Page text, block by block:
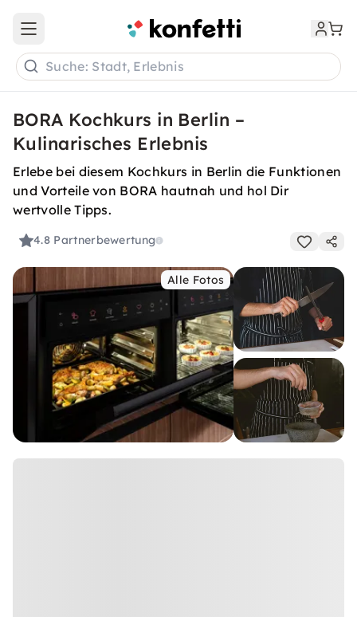
Open main menu
Suche: Stadt, Erlebnis
BORA Kochkurs in Berlin –
Kulinarisches Erlebnis
Erlebe bei diesem Kochkurs in Berlin die Funktionen
und Vorteile von BORA hautnah und hol Dir
wertvolle Tipps.
4.8 Partnerbewertung
Alle Fotos